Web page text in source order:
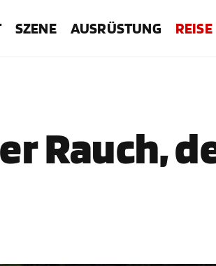
SZENE AUSRÜSTUNG REISE
Rauch,